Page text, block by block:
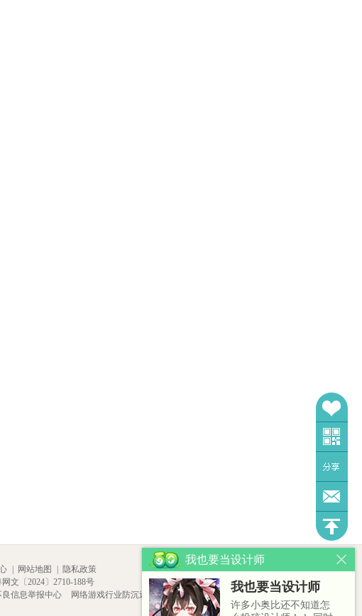
| 网站地图 | 隐私政策
网文〔2024〕2710-188号
良信息举报中心
网络游戏行业防沉迷自律
我也要当设计师
我也要当设计师
许多小奥比还不知道怎